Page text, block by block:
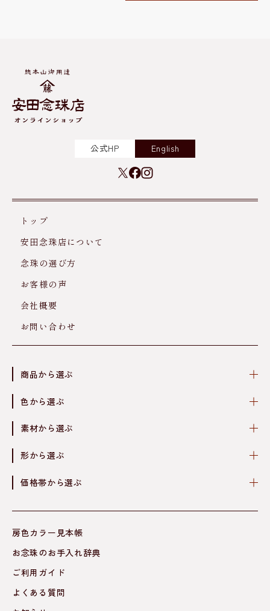
公式HP English
トップ
安田念珠店について
念珠の選び方
お客様の声
会社概要
お問い合わせ
商品から選ぶ
色から選ぶ
素材から選ぶ
形から選ぶ
価格帯から選ぶ
房色カラー見本帳
お念珠のお手入れ辞典
ご利用ガイド
よくある質問